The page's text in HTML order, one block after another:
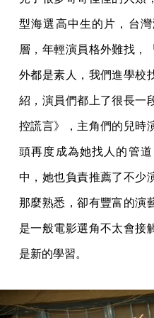
型海選高中生的片，台
層，年輕演員格外難找，
外都是素人，我們進學校
紹，演員們都上了很長一
控謊言》，主角們的兒時
頭再度成為她找人的管
中，她也負責推薦了不少
那麼熟悉，卻有豐富的演
是一般電影選角不太會接
是新的學習。